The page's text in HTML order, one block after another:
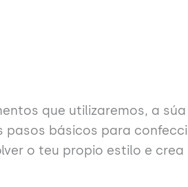
que utilizaremos, a
básicos para
o teu propio estilo e